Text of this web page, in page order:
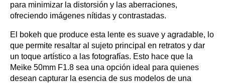
para minimizar la distorsión y las aberraciones,
ofreciendo imágenes nítidas y contrastadas.
El bokeh que produce esta lente es suave y agradable, lo
que permite resaltar al sujeto principal en retratos y dar
un toque artístico a las fotografías. Esto hace que la
Meike 50mm F1.8 sea una opción ideal para quienes
desean capturar la esencia de sus modelos de una